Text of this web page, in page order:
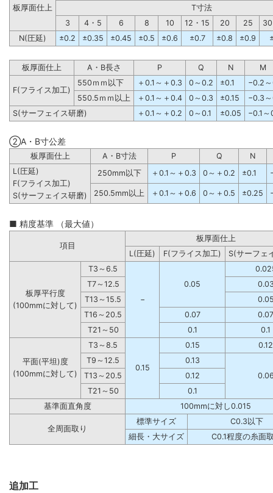
板厚面仕上
T寸法
3
4・5 6 8 10 12・15 20 25
N(圧延)
±0.2 ±0.35 ±0.45 ±0.5 ±0.6 ±0.7 ±0.8 ±0.9
板厚面仕上 A・B長さ P Q N M
F(フライス加工)
550ｍｍ以下 ＋0.1～＋0.3 0～0.2 ±0.1
−0.2
550.5ｍｍ以上
＋0.1～＋0.4 0～0.3 ±0.15
−0.3
S(サーフェイス研磨)
＋0.1～＋0.2 0～0.1 ±0.05 −0.1～
②A・B寸公差
板厚面仕上 A・B寸法 P Q
N
L(圧延)
F(フライス加工)
S(サーフェイス研磨)
250mm以下 ＋0.1～＋0.3 0～＋0.2 ±0.1
250.5mm以上 ＋0.1～＋0.6 0～＋0.5 ±0.25
■ 精度基準 （最大値）
項目
板厚面仕上
L(圧延)
F(フライス加工) S(サーフェ
板厚平行度
(100mmに対して)
T3～6.5
−
0.05
T7～12.5
T13～15.5
T16～20.5
0.07
0.07
T21～50
0.1 0.1
平面(平坦)度
(100mmに対して)
T3～8.5
0.15
0.15
0.12
T9～12.5
0.13
T13～20.5
0.12
T21～50
0.1
基準面直角度
100mmに対し0.015
全周面取り
標準サイズ
C0.3以下
細長・大サイズ
C0.1程度の糸面
追加工